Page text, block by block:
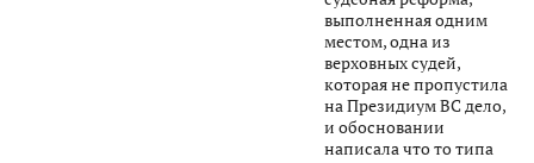
выполненная одним
местом, одна из
верховных судей,
которая не пропустила
на Президиум ВС дело,
и обосновании
написала что то типа